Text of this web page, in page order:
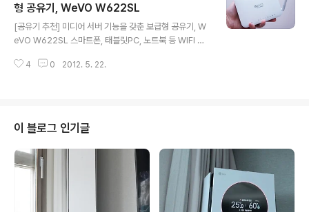
제품입니다. 위보 에어(WeVO AIR)의 구성품은 USB타입
의 본체와 퀵 가이드, 설치 CD로 구성되어 있습니다. 권장
OS는 윈도우 XP(SP3), 비스타, 윈도우7이고, 최소 OS는
윈도우 XP(SP2)라고 합니다. 또한 XP는 32비트만 지원
하고, 비스타와 윈도우7의 경우 32bit와 ..
형 공유기, WeVO W622SL
[공유기 추천] 미디어 서버 기능을 갖춘 보급형 공유기, W
eVO W622SL 스마트폰, 태블릿PC, 노트북 등 WIFI 무
한 제품이 유무선 공유기일겁니다. 저의 경우 모통신사에
기, HDMI 분배기, 유무선 공유기를 전문적으로 생산하는
토종기업 (주)디지털존에서 런칭한 네트워크 전문제품 브
랜드인 위보(WeVO)에서 출시한 W622SL를 소개해볼까
합니다. 위보(WeVO) W622SL 유무선 공유기는 eBuzz
(컨슈머채널) Benchmark에서 MVP를 수상할 정도로 이
미 성능테스트를 ..
4 0 2012. 5. 22.
이 블로그 인기글